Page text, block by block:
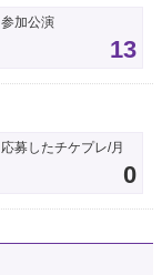
参加公演
13
応募したチケプレ/月
0